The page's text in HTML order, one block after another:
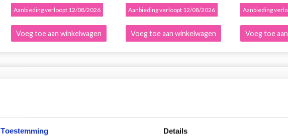
Toestemming Details
Aanbieding verloopt 12/08/2026
Voeg toe aan winkelwagen
Aanbieding verloopt 12/08/2026
Voeg toe aan winkelwagen
Aanbieding
Voeg toe